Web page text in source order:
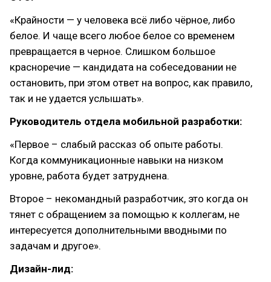
«Крайности — у человека всё либо чёрное, либо
белое. И чаще всего любое белое со временем
превращается в черное. Слишком большое
красноречие — кандидата на собеседовании не
остановить, при этом ответ на вопрос, как правило,
так и не удается услышать».
Руководитель отдела мобильной разработки:
«Первое – слабый рассказ об опыте работы.
Когда коммуникационные навыки на низком
уровне, работа будет затруднена.
Второе – некомандный разработчик, это когда он
тянет с обращением за помощью к коллегам, не
интересуется дополнительными вводными по
задачам и другое».
Дизайн-лид: